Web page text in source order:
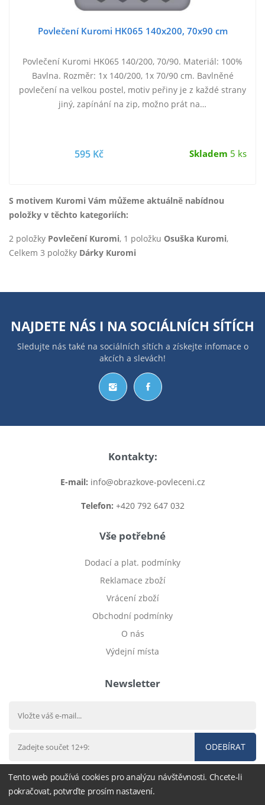
Povlečení Kuromi HK065 140x200, 70x90 cm
Povlečení Kuromi HK065 140/200, 70/90. Materiál: 100%
Bavlna. Rozměr: 1x 140/200, 1x 70/90 cm. Bavlněné
povlečení na velkou postel, motiv peřiny je z každé strany
jiný, zapínání na zip, možno prát na…
595 Kč Skladem 5 ks
S motivem Kuromi Vám můžeme aktuálně nabídnou
položky v těchto kategoriích:
2 položky Povlečení Kuromi, 1 položku Osuška Kuromi,
Celkem 3 položky Dárky Kuromi
NAJDETE NÁS I NA SOCIÁLNÍCH SÍTÍCH
Sledujte nás také na sociálních sítích a získejte infomace o
akcích a slevách!
Kontakty:
E-mail: info@obrazkove-povleceni.cz
Telefon: +420 792 647 032
Vše potřebné
Dodací a plat. podmínky
Reklamace zboží
Vrácení zboží
Obchodní podmínky
O nás
Výdejní místa
Newsletter
ODEBÍRAT
Tento web používá cookies pro analýzu návštěvnosti. Chcete-li
pokračovat, potvrďte prosím nastavení.